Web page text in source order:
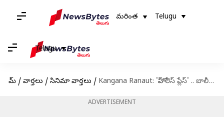
మరింత Telugu
Telugu
హోమ్ / వార్తలు / సినిమా వార్తలు / Kangana Ranaut: 'హోప్ లెస్ ప్లేస్' .. బాలీవుడ్‌పై కంగనా రనౌత్ షాకింగ్ కామెంట్స్..
ADVERTISEMENT